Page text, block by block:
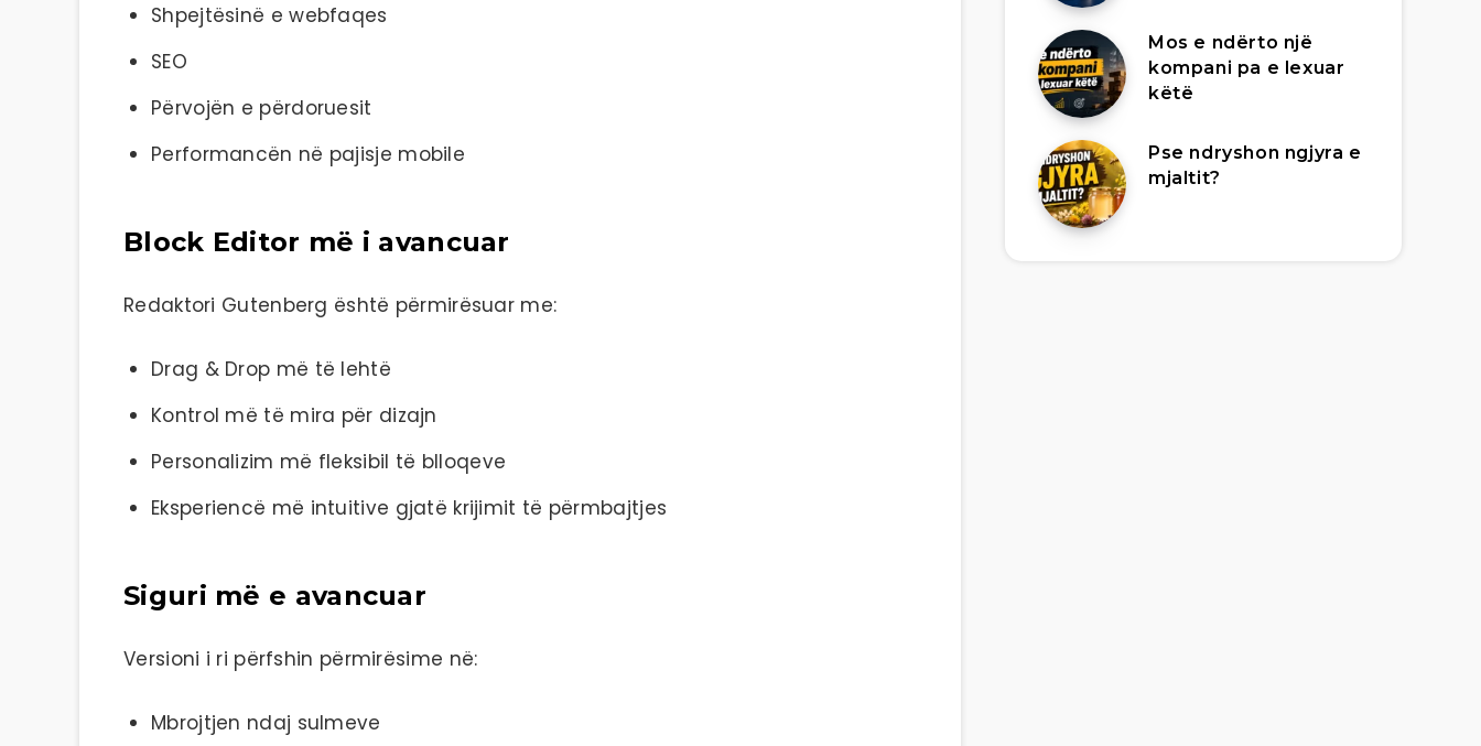
Shpejtësinë e webfaqes
SEO
Përvojën e përdoruesit
Performancën në pajisje mobile
Block Editor më i avancuar
Redaktori Gutenberg është përmirësuar me:
Drag & Drop më të lehtë
Kontrol më të mira për dizajn
Personalizim më fleksibil të blloqeve
Eksperiencë më intuitive gjatë krijimit të përmbajtjes
Siguri më e avancuar
Versioni i ri përfshin përmirësime në:
Mbrojtjen ndaj sulmeve
Mos e ndërto një
kompani pa e lexuar
këtë
Pse ndryshon ngjyra e
mjaltit?